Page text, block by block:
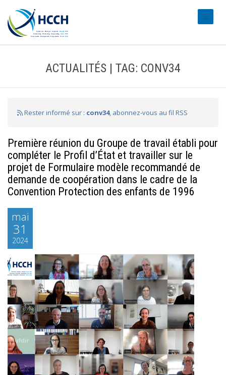
ACTUALITÉS | TAG: CONV34
Rester informé sur : conv34, abonnez-vous au fil RSS
Première réunion du Groupe de travail établi pour
compléter le Profil d’État et travailler sur le
projet de Formulaire modèle recommandé de
demande de coopération dans le cadre de la
Convention Protection des enfants de 1996
mai
31
2024